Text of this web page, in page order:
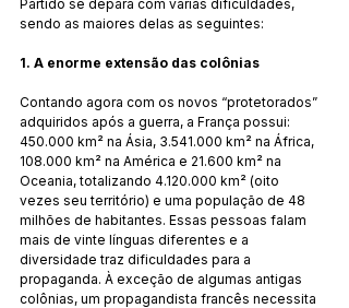
Partido se depara com várias dificuldades,
sendo as maiores delas as seguintes:
1. A enorme extensão das colônias
Contando agora com os novos “protetorados”
adquiridos após a guerra, a França possui:
450.000 km² na Ásia, 3.541.000 km² na África,
108.000 km² na América e 21.600 km² na
Oceania, totalizando 4.120.000 km² (oito
vezes seu território) e uma população de 48
milhões de habitantes. Essas pessoas falam
mais de vinte línguas diferentes e a
diversidade traz dificuldades para a
propaganda. À exceção de algumas antigas
colônias, um propagandista francês necessita